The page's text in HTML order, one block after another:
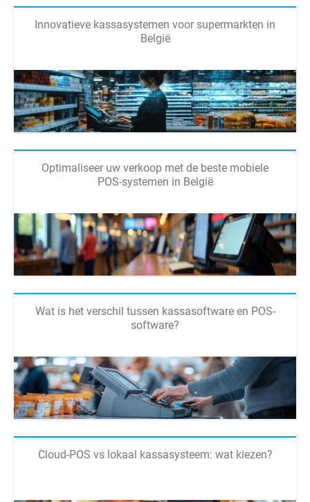
Innovatieve kassasystemen voor supermarkten in
België
Optimaliseer uw verkoop met de beste mobiele
POS-systemen in België
Wat is het verschil tussen kassasoftware en POS-
software?
Cloud-POS vs lokaal kassasysteem: wat kiezen?